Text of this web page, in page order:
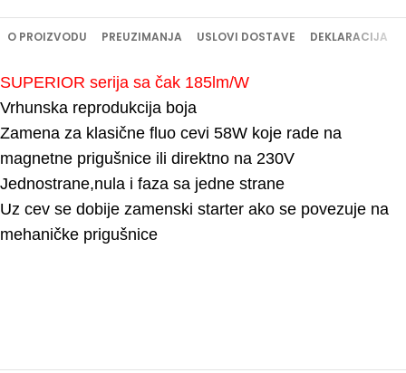
O PROIZVODU PREUZIMANJA USLOVI DOSTAVE DEKLARACIJA
SUPERIOR serija sa čak 185lm/W
Vrhunska reprodukcija boja
Zamena za klasične fluo cevi 58W koje rade na
magnetne prigušnice ili direktno na 230V
Jednostrane,nula i faza sa jedne strane
Uz cev se dobije zamenski starter ako se povezuje na
mehaničke prigušnice